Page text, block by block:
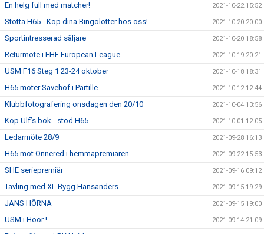
En helg full med matcher! 2021-10-22 15:52
Stötta H65 - Köp dina Bingolotter hos oss! 2021-10-20 20:00
Sportintresserad säljare 2021-10-20 18:58
Returmöte i EHF European League 2021-10-19 20:21
USM F16 Steg 1 23-24 oktober 2021-10-18 18:31
H65 möter Sävehof i Partille 2021-10-12 12:44
Klubbfotografering onsdagen den 20/10 2021-10-04 13:56
Köp Ulf’s bok - stöd H65 2021-10-01 12:05
Ledarmöte 28/9 2021-09-28 16:13
H65 mot Önnered i hemmapremiären 2021-09-22 15:53
SHE seriepremiär 2021-09-16 09:12
Tävling med XL Bygg Hansanders 2021-09-15 19:29
JANS HÖRNA 2021-09-15 19:00
USM i Höör ! 2021-09-14 21:09